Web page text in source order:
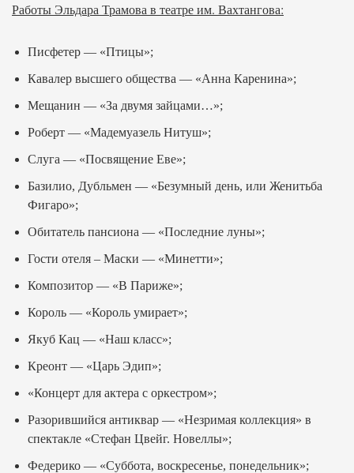
Работы Эльдара Трамова в театре им. Вахтангова:
Писфетер — «Птицы»;
Кавалер высшего общества — «Анна Каренина»;
Мещанин — «За двумя зайцами…»;
Роберт — «Мадемуазель Нитуш»;
Слуга — «Посвящение Еве»;
Базилио, Дубльмен — «Безумный день, или Женитьба
Фигаро»;
Обитатель пансиона — «Последние луны»;
Гости отеля – Маски — «Минетти»;
Композитор — «В Париже»;
Король — «Король умирает»;
Якуб Кац — «Наш класс»;
Креонт — «Царь Эдип»;
«Концерт для актера с оркестром»;
Разорившийся антиквар — «Незримая коллекция» в
спектакле «Стефан Цвейг. Новеллы»;
Федерико — «Суббота, воскресенье, понедельник»;